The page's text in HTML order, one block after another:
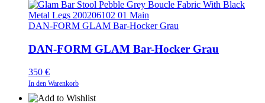
DAN-FORM GLAM Bar-Hocker Grau
DAN-FORM GLAM Bar-Hocker Grau
350 €
In den Warenkorb